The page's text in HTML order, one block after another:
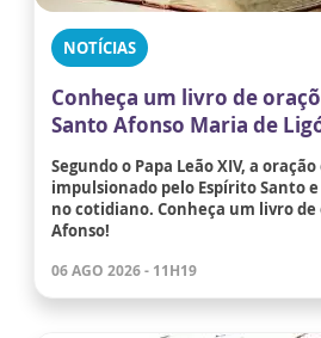
NOTÍCIAS
Conheça um livro de
Santo Afonso Maria de
Segundo o Papa Leão XIV, a
impulsionado pelo Espírito Santo
no cotidiano. Conheça um livro de
Afonso!
06 AGO 2026 - 11H19